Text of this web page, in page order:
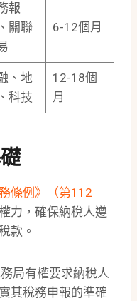
報
關聯
6-12個月
、地
科技
12-18個
月
務條例》（第112
力，確保納稅人遵
款。
務局有權要求納稅人
其稅務申報的準確